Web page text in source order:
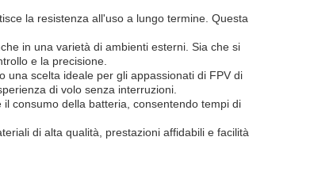
la resistenza all'uso a lungo termine. Questa
in una varietà di ambienti esterni. Sia che si
e la precisione.
una scelta ideale per gli appassionati di FPV di
di volo senza interruzioni.
consumo della batteria, consentendo tempi di
di alta qualità, prestazioni affidabili e facilità